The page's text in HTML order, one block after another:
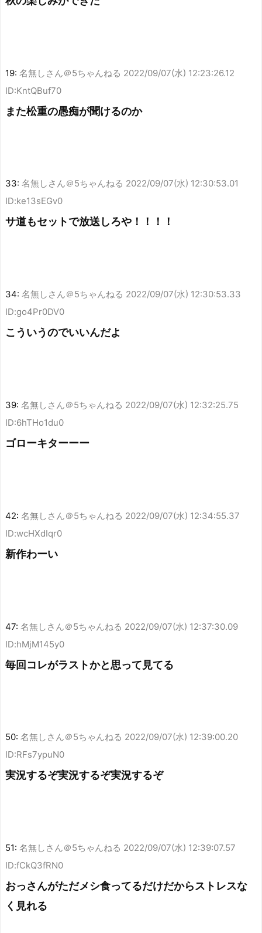
19: 名無しさん＠5ちゃんねる 2022/09/07(水) 12:23:26.12
ID:KntQBuf70
また松重の愚痴が聞けるのか
33: 名無しさん＠5ちゃんねる 2022/09/07(水) 12:30:53.01
ID:ke13sEGv0
サ道もセットで放送しろや！！！！
34: 名無しさん＠5ちゃんねる 2022/09/07(水) 12:30:53.33
ID:go4Pr0DV0
こういうのでいいんだよ
39: 名無しさん＠5ちゃんねる 2022/09/07(水) 12:32:25.75
ID:6hTHo1du0
ゴローキターーー
42: 名無しさん＠5ちゃんねる 2022/09/07(水) 12:34:55.37
ID:wcHXdIqr0
新作わーい
47: 名無しさん＠5ちゃんねる 2022/09/07(水) 12:37:30.09
ID:hMjM145y0
毎回コレがラストかと思って見てる
50: 名無しさん＠5ちゃんねる 2022/09/07(水) 12:39:00.20
ID:RFs7ypuN0
実況するぞ実況するぞ実況するぞ
51: 名無しさん＠5ちゃんねる 2022/09/07(水) 12:39:07.57
ID:fCkQ3fRN0
おっさんがただメシ食ってるだけだからストレスな
く見れる